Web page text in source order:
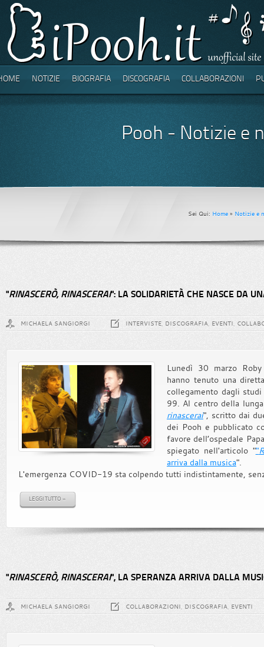
NOTIZIE BIOGRAFIA DISCOGRAFIA COLLABORAZIONI
Pooh - Notizie e
Sei Qui: Home» Notizie e
"RINASCERÒ, RINASCERAI": LA SOLIDARIETÀ CHE NASCE DA
MICHAELA SANGIORGI INTERVISTE, DISCOGRAFIA, EVENTI,
Lunedì 30 marzo
hanno tenuto una
collegamento dagli
99. Al centro della
rinascerai", scritto dai
dei Pooh e pubblicato
favore dell’ospedale
spiegato nell'articolo ""
arriva dalla musica".
L'emergenza COVID-19 sta colpendo tutti indistintamente,
LEGGI TUTTO »
"RINASCERÒ, RINASCERAI", LA SPERANZA ARRIVA DALLA
MICHAELA SANGIORGI COLLABORAZIONI, DISCOGRAFIA, EVENTI